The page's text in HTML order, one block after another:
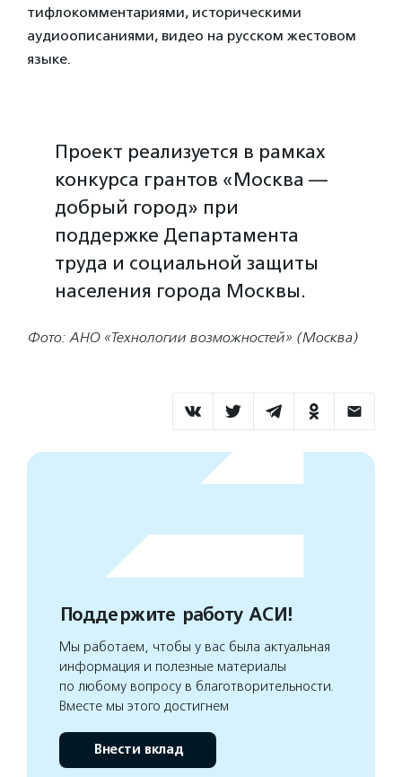
тифлокомментариями, историческими
аудиоописаниями, видео на русском жестовом
языке.
Проект реализуется в рамках
конкурса грантов «Москва —
добрый город» при
поддержке Департамента
труда и социальной защиты
населения города Москвы.
Фото: АНО «Технологии возможностей» (Москва)
Поддержите работу АСИ!
Мы работаем, чтобы у вас была актуальная
информация и полезные материалы
по любому вопросу в благотворительности.
Вместе мы этого достигнем
Внести вклад